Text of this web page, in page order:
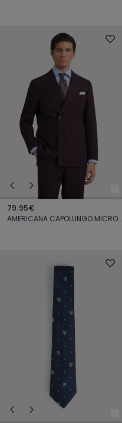
79.95€
AMERICANA CAPOLUNGO MICRO BURDEOS